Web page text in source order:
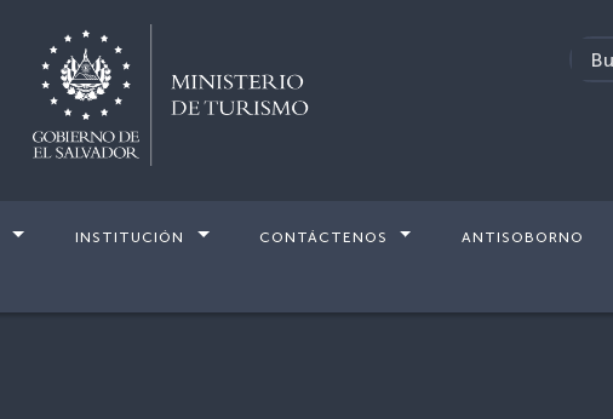
INSTITUCIÓN CONTÁCTENOS ANTISOBORNO